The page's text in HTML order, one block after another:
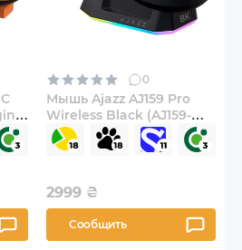
0
Мышь Ajazz AJ159 Pro
Wireless Black (AJ159-
PRO-B)
2999 ₴
Сообщить